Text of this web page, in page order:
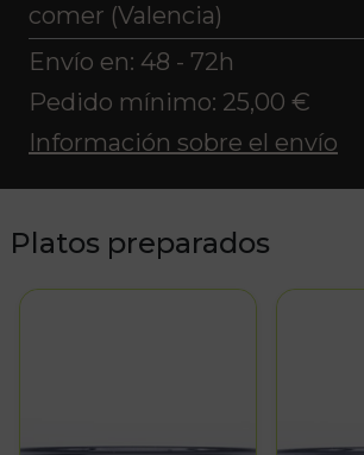
comer (Valencia)
Envío en: 48 - 72h
Pedido mínimo: 25,00 €
Información sobre el envío
Platos preparados